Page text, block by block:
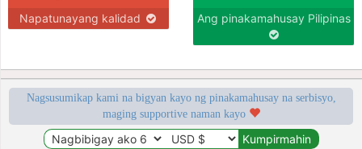
Napatunayang kalidad Ang pinakamahusay Pilipinas
Nagsusumikap kami na bigyan kayo ng pinakamahusay na serbisyo,
maging supportive naman kayo